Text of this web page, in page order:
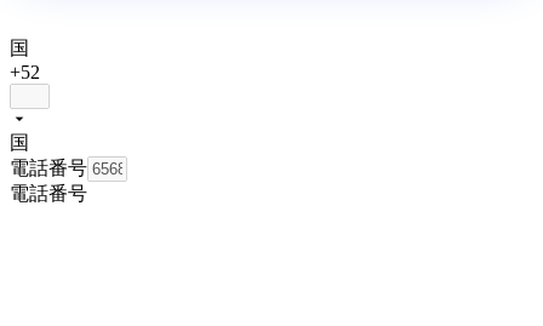
国
+52
国
電話番号
電話番号